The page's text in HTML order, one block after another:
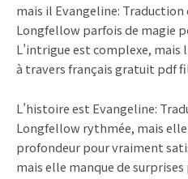
mais il Evangeline: Traduction
Longfellow parfois de magie
L’intrigue est complexe, mais
à travers français gratuit pdf
L’histoire est Evangeline:
Longfellow rythmée, mais elle
profondeur pour vraiment
mais elle manque de